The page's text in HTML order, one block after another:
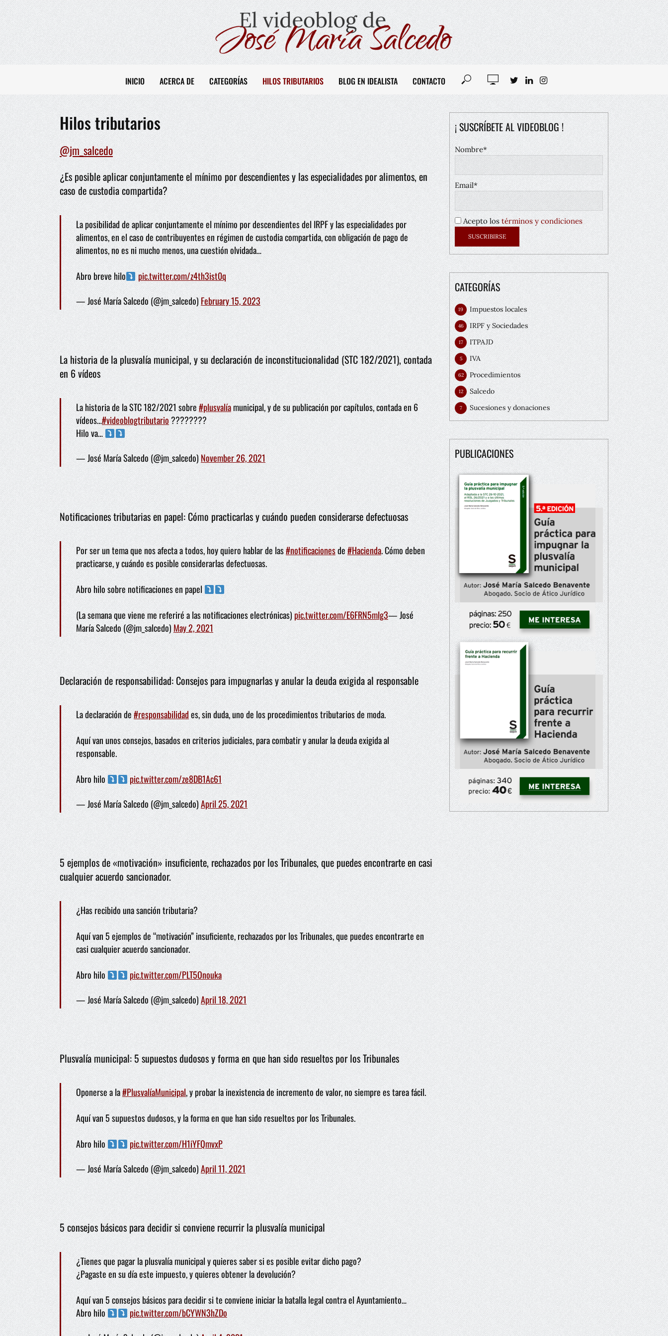
INICIO ACERCA DE CATEGORÍAS HILOS TRIBUTARIOS BLOG EN IDEALISTA CONTACTO
Hilos tributarios
@jm_salcedo
¿Es posible aplicar conjuntamente el mínimo por descendientes y las especialidades por alimentos, en
caso de custodia compartida?
La posibilidad de aplicar conjuntamente el mínimo por descendientes del IRPF y las especialidades por
alimentos, en el caso de contribuyentes en régimen de custodia compartida, con obligación de pago de
alimentos, no es ni mucho menos, una cuestión olvidada…
Abro breve hilo
pic.twitter.com/z4th3ist0q
— José María Salcedo (@jm_salcedo)February 15, 2023
La historia de la plusvalía municipal, y su declaración de inconstitucionalidad (STC 182/2021), contada
en 6 vídeos
La historia de la STC 182/2021 sobre#plusvalíamunicipal, y de su publicación por capítulos, contada en 6
vídeos…#videoblogtributario????️????️
Hilo va…
— José María Salcedo (@jm_salcedo)November 26, 2021
Notificaciones tributarias en papel: Cómo practicarlas y cuándo pueden considerarse defectuosas
Por ser un tema que nos afecta a todos, hoy quiero hablar de las#notificacionesde#Hacienda. Cómo deben
practicarse, y cuándo es posible considerarlas defectuosas.
Abro hilo sobre notificaciones en papel
(La semana que viene me referiré a las notificaciones electrónicas)pic.twitter.com/E6FRN5mlg3— José
María Salcedo (@jm_salcedo)May 2, 2021
Declaración de responsabilidad: Consejos para impugnarlas y anular la deuda exigida al responsable
La declaración de#responsabilidades, sin duda, uno de los procedimientos tributarios de moda.
Aquí van unos consejos, basados en criterios judiciales, para combatir y anular la deuda exigida al
responsable.
Abro hilo
pic.twitter.com/ze8DB1Ac61
— José María Salcedo (@jm_salcedo)April 25, 2021
5 ejemplos de «motivación» insuficiente, rechazados por los Tribunales, que puedes encontrarte en casi
cualquier acuerdo sancionador.
¿Has recibido una sanción tributaria?
Aquí van 5 ejemplos de “motivación” insuficiente, rechazados por los Tribunales, que puedes encontrarte en
casi cualquier acuerdo sancionador.
Abro hilo
pic.twitter.com/PLT5Onouka
— José María Salcedo (@jm_salcedo)April 18, 2021
Plusvalía municipal: 5 supuestos dudosos y forma en que han sido resueltos por los Tribunales
Oponerse a la#PlusvalíaMunicipal, y probar la inexistencia de incremento de valor, no siempre es tarea fácil.
Aquí van 5 supuestos dudosos, y la forma en que han sido resueltos por los Tribunales.
Abro hilo
pic.twitter.com/H1iYFQmvxP
— José María Salcedo (@jm_salcedo)April 11, 2021
5 consejos básicos para decidir si conviene recurrir la plusvalía municipal
¿Tienes que pagar la plusvalía municipal y quieres saber si es posible evitar dicho pago?
¿Pagaste en su día este impuesto, y quieres obtener la devolución?
Aquí van 5 consejos básicos para decidir si te conviene iniciar la batalla legal contra el Ayuntamiento…
Abro hilo
pic.twitter.com/bCYWN3hZDo
¡ SUSCRÍBETE AL VIDEOBLOG !
Nombre*
Email*
Acepto lostérminos y condiciones
CATEGORÍAS
Impuestos locales
19
IRPF y Sociedades
46
ITPAJD
17
IVA
5
Procedimientos
62
Salcedo
12
Sucesiones y donaciones
7
PUBLICACIONES